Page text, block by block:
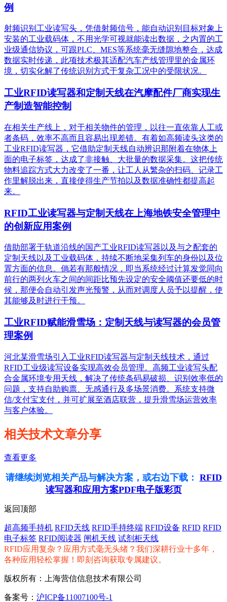
例
射频识别工业读写头，凭借射频信号，能自动识别目标对象上
安装的工业载码体，不用光学可视就能读出数据，之内置的工
业级通信协议，可跟PLC、MES等系统毫无缝隙地整合，达成
数据实时传递，此项技术极其适配汽车产线管理里的金属环
境，切实化解了传统识别方式于复杂工况中的受限状况。
工业RFID读写器和定制天线在汽摩配件厂商实现生
产制造智能控制
在相关生产线上，对于相关物件的管理，以往一直依靠人工或
者条码，效率不高而且容易出现差错。有着如高频读头这类的
工业RFID读写器，它借助定制天线自动辨识那附着在物体上
面的电子标签，达成了非接触、大批量的数据采集。这把传统
物料追踪方式大力改变了一番，让工人从繁杂的扫码、记录工
作里解脱出来，直接使得生产节拍以及数据准确性都提高起
来。
RFID工业读写器与定制天线在上海地铁安全管理中
的创新应用案例
借助部署于轨道沿线的国产工业RFID读写器以及与之配套的
定制天线以及工业载码体，持续不断地采集列车的身份以及位
置方面的信息。倘若有那般情况，即当系统经过计算发觉同向
前行的两列火车之间的间距比预先设定的安全阈值还要低的时
候，那便会自动引发声光预警，从而对调度人员予以提醒，使
其能够及时进行干预。
工业RFID赋能滑雪场：定制天线与读写器的会员管
理案例
河北某滑雪场引入工业RFID读写器与定制天线技术，通过
RFID工业级读写设备实现高效会员管理。高频工业读写头配
合金属环境专用天线，解决了传统条码易破损、识别效率低的
问题，支持自助购票、无感通行及多场景消费。系统支持微
信/支付宝支付，并可扩展至酒店联营，提升滑雪场运营效率
与客户体验。
相关技术文章分享
查看更多
请继续浏览相关产品与解决方案，或右边下载： RFID
读写器和应用方案PDF电子版彩页
返回顶部
超高频手持机 RFID天线 RFID手持终端 RFID设备 RFID RFID
电子标签 RFID阅读器 闸机天线 试剂柜天线
RFID应用复杂？应用方式毫无头绪？我们深耕行业十多年，
各种应用轻松掌握！即刻咨询获取专属建议。
版权所有：上海营信信息技术有限公司
备案号： 沪ICP备11007100号-1